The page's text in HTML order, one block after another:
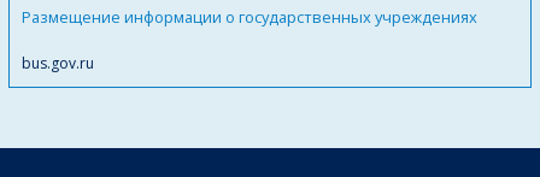
Размещение информации о государственных учреждениях
bus.gov.ru